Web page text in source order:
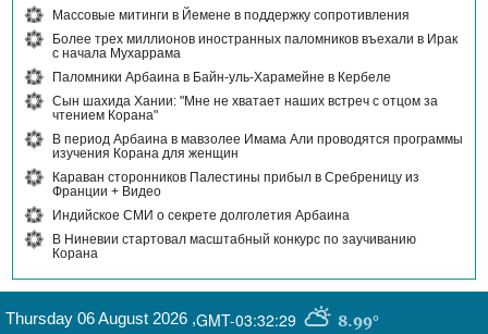
Массовые митинги в Йемене в поддержку сопротивления
Более трех миллионов иностранных паломников въехали в Ирак
с начала Мухаррама
Паломники Арбаина в Байн-уль-Харамейне в Кербеле
Сын шахида Хании: "Мне не хватает наших встреч с отцом за
чтением Корана"
В период Арбаина в мавзолее Имама Али проводятся программы
изучения Корана для женщин
Караван сторонников Палестины прибыл в Сребреницу из
Франции + Видео
Индийское СМИ о секрете долголетия Арбаина
В Ниневии стартовал масштабный конкурс по заучиванию
Корана
GMT-03:32:29 8.99°
Thursday 06 August 2026 ,